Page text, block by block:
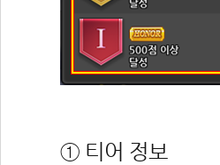
① 티어 정보